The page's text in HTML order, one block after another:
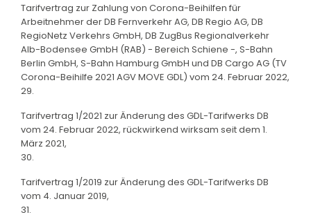
Tarifvertrag zur Zahlung von Corona-Beihilfen für
Arbeitnehmer der DB Fernverkehr AG, DB Regio AG, DB
RegioNetz Verkehrs GmbH, DB ZugBus Regionalverkehr
Alb-Bodensee GmbH (RAB) - Bereich Schiene -, S-Bahn
Berlin GmbH, S-Bahn Hamburg GmbH und DB Cargo AG (TV
Corona-Beihilfe 2021 AGV MOVE GDL) vom 24. Februar 2022,
29.
Tarifvertrag 1/2021 zur Änderung des GDL-Tarifwerks DB
vom 24. Februar 2022, rückwirkend wirksam seit dem 1.
März 2021,
30.
Tarifvertrag 1/2019 zur Änderung des GDL-Tarifwerks DB
vom 4. Januar 2019,
31.